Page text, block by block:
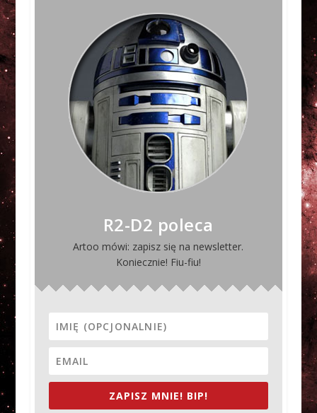
R2-D2 poleca
Artoo mówi: zapisz się na newsletter.
Koniecznie! Fiu-fiu!
ZAPISZ MNIE! BIP!